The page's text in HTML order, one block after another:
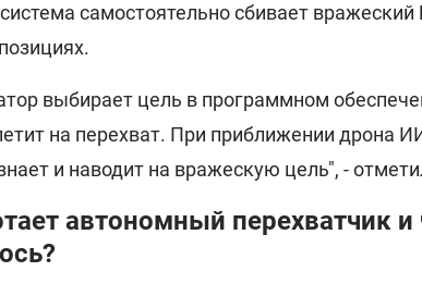
самостоятельно сбивает
выбирает цель в программном
на перехват. При приближении дрона
и наводит на вражескую цель", -
автономный перехватчик и